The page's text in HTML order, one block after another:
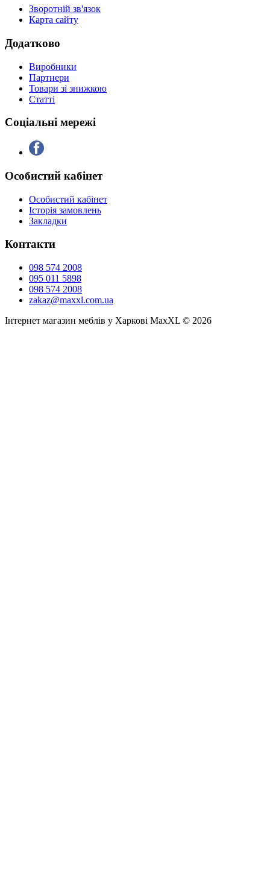
Зворотній зв'язок
Карта сайту
Додатково
Виробники
Партнери
Товари зі знижкою
Статті
Соціальні мережі
Особистий кабінет
Особистий кабінет
Історія замовлень
Закладки
Контакти
098 574 2008
095 011 5898
098 574 2008
zakaz@maxxl.com.ua
Інтернет магазин меблів у Харкові MaxXL © 2026